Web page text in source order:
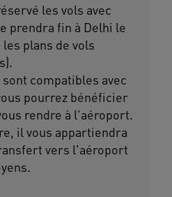
les vols avec
prendra fin à Delhi le
plans de vols
pourrez bénéficier
rendre à l'aéroport.
il vous appartiendra
vers l'aéroport